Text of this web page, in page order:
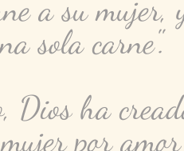
a su mujer,
sola carne".
Dios ha
por